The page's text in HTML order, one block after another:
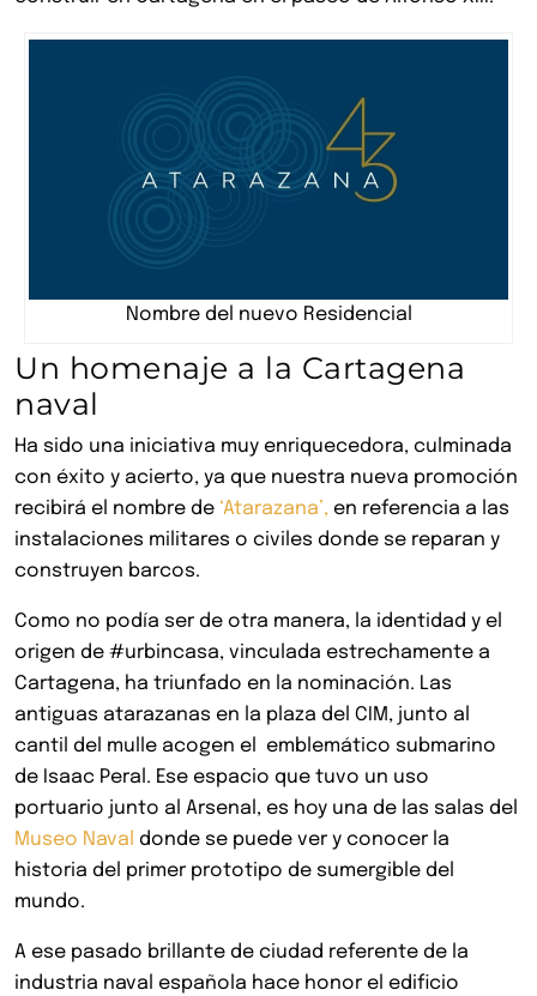
Nombre del nuevo Residencial
Un homenaje a la Cartagena
naval
Ha sido una iniciativa muy enriquecedora, culminada
con éxito y acierto, ya que nuestra nueva promoción
recibirá el nombre de ‘Atarazana’, en referencia a las
instalaciones militares o civiles donde se reparan y
construyen barcos.
Como no podía ser de otra manera, la identidad y el
origen de #urbincasa, vinculada estrechamente a
Cartagena, ha triunfado en la nominación. Las
antiguas atarazanas en la plaza del CIM, junto al
cantil del mulle acogen el emblemático submarino
de Isaac Peral. Ese espacio que tuvo un uso
portuario junto al Arsenal, es hoy una de las salas del
Museo Naval donde se puede ver y conocer la
historia del primer prototipo de sumergible del
mundo.
A ese pasado brillante de ciudad referente de la
industria naval española hace honor el edificio